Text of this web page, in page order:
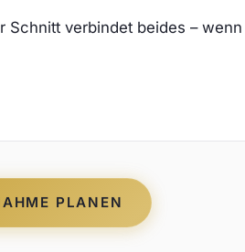
Schnitt verbindet beides –
PLANEN